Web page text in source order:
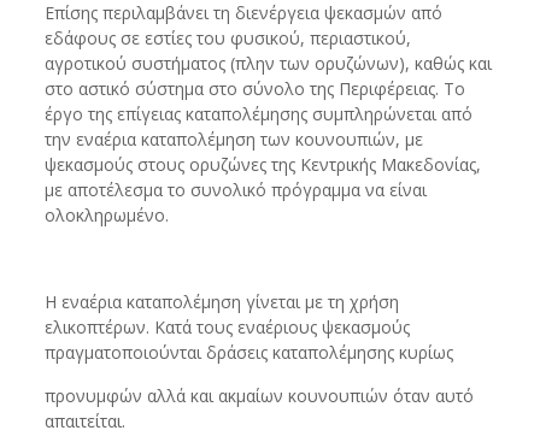
Επίσης περιλαμβάνει τη διενέργεια ψεκασμών από
εδάφους σε εστίες του φυσικού, περιαστικού,
αγροτικού συστήματος (πλην των ορυζώνων), καθώς και
στο αστικό σύστημα στο σύνολο της Περιφέρειας. Το
έργο της επίγειας καταπολέμησης συμπληρώνεται από
την εναέρια καταπολέμηση των κουνουπιών, με
ψεκασμούς στους ορυζώνες της Κεντρικής Μακεδονίας,
με αποτέλεσμα το συνολικό πρόγραμμα να είναι
ολοκληρωμένο.
Η εναέρια καταπολέμηση γίνεται με τη χρήση
ελικοπτέρων. Κατά τους εναέριους ψεκασμούς
πραγματοποιούνται δράσεις καταπολέμησης κυρίως
προνυμφών αλλά και ακμαίων κουνουπιών όταν αυτό
απαιτείται.